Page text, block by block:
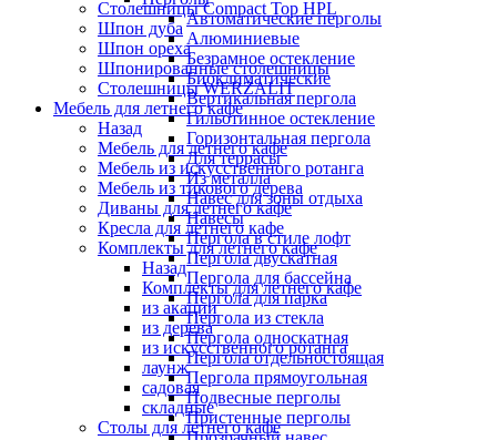
Автоматические перголы
Алюминиевые
Безрамное остекление
Биоклиматические
Вертикальная пергола
Гильотинное остекление
Горизонтальная пергола
Для террасы
Из металла
Навес для зоны отдыха
Навесы
Пергола в стиле лофт
Пергола двускатная
Пергола для бассейна
Пергола для парка
Пергола из стекла
Пергола односкатная
Пергола отдельностоящая
Пергола прямоугольная
Подвесные перголы
Пристенные перголы
Столешницы Сompact Top HPL
Шпон дуба
Шпон ореха
Шпонированные столешницы
Столешницы WERZALIT
Мебель для летнего кафе
Назад
Мебель для летнего кафе
Мебель из искусственного ротанга
Мебель из тикового дерева
Диваны для летнего кафе
Кресла для летнего кафе
Комплекты для летнего кафе
Назад
Комплекты для летнего кафе
из акации
из дерева
из искусственного ротанга
лаунж
садовая
складные
Столы для летнего кафе